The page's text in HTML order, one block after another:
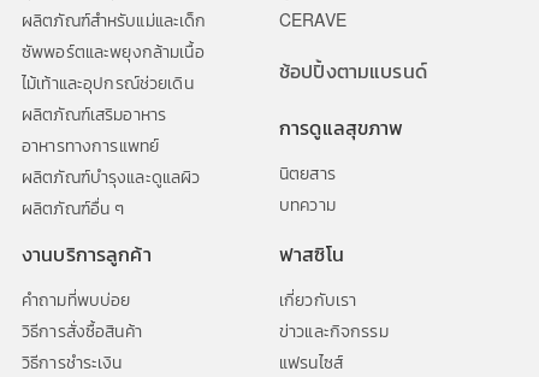
ผลิตภัณฑ์สำหรับแม่และเด็ก
ซัพพอร์ตและพยุงกล้ามเนื้อ
ไม้เท้าและอุปกรณ์ช่วยเดิน
ผลิตภัณฑ์เสริมอาหาร
อาหารทางการแพทย์
ผลิตภัณฑ์บำรุงและดูแลผิว
ผลิตภัณฑ์อื่น ๆ
CERAVE
ช้อปปิ้งตามแบรนด์
การดูแลสุขภาพ
นิตยสาร
บทความ
งานบริการลูกค้า
คำถามที่พบบ่อย
วิธีการสั่งซื้อสินค้า
วิธีการชำระเงิน
ฟาสซิโน
เกี่ยวกับเรา
ข่าวและกิจกรรม
แฟรนไซส์